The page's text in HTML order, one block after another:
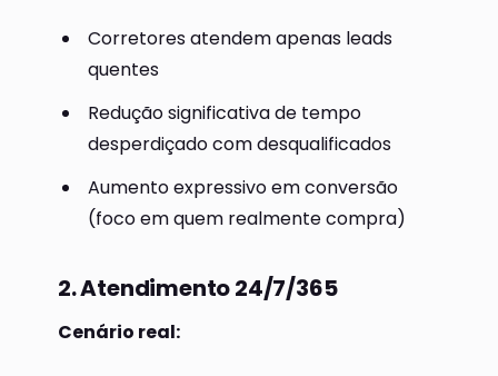
Corretores atendem apenas leads
quentes
Redução significativa de tempo
desperdiçado com desqualificados
Aumento expressivo em conversão
(foco em quem realmente compra)
2. Atendimento 24/7/365
Cenário real: